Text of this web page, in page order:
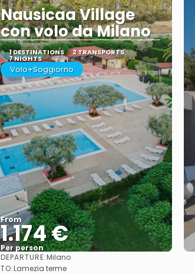
Nausicaa Village
con volo da Milano
1 DESTINATIONS 2 TRANSPORTS
7 NIGHTS
Volo+Soggiorno
From
1.174 €
Per person
DEPARTURE:Milano
TO:Lamezia terme